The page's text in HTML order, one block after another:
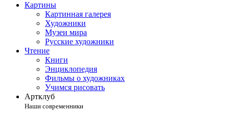
Картины
Картинная галерея
Художники
Музеи мира
Русские художники
Чтение
Книги
Энциклопедия
Фильмы о художниках
Учимся рисовать
Артклуб
Наши современники